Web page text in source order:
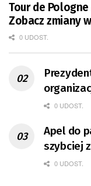
Tour de
Zobacz zmiany
0 UDOST.
0 UDOST.
Apel do
szybciej
0 UDOST.